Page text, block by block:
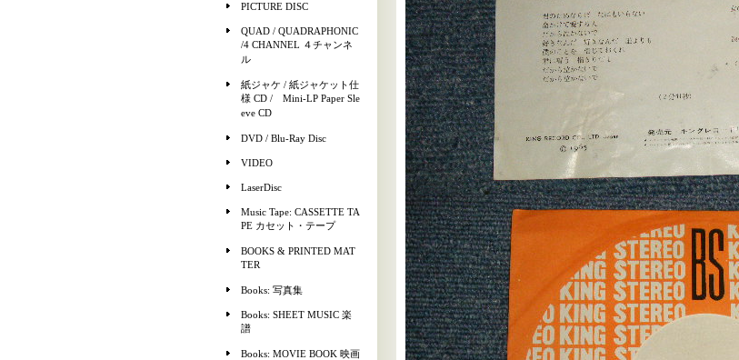
PICTURE DISC
QUAD / QUADRAPHONIC
/4 CHANNEL ４チャンネ
ル
紙ジャケ / 紙ジャケット仕
様 CD / Mini-LP Paper Sle
eve CD
DVD / Blu-Ray Disc
VIDEO
LaserDisc
Music Tape: CASSETTE TA
PE カセット・テープ
BOOKS & PRINTED MAT
TER
Books: 写真集
Books: SHEET MUSIC 楽
譜
Books: MOVIE BOOK 映画